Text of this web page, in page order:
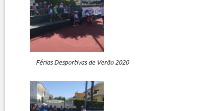
Férias Desportivas de Verão 2020